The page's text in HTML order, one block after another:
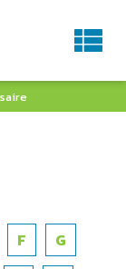
RECHERCHE
F
G